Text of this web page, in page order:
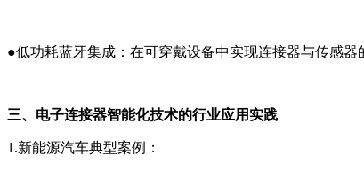
●低功耗蓝牙集成：在可穿戴设备中实现连接器与传感器
三、电子连接器智能化技术的行业应用实践
1.新能源汽车典型案例 ：